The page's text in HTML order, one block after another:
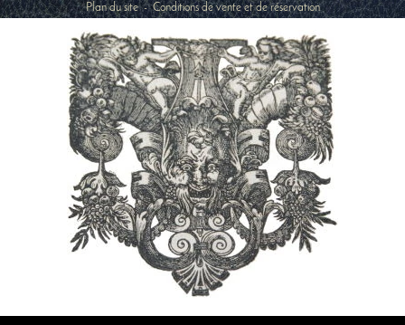
Plan du site-Conditions de vente et de réservation